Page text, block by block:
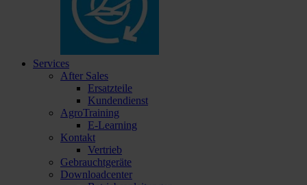
Services
After Sales
Ersatzteile
Kundendienst
AgroTraining
E-Learning
Kontakt
Vertrieb
Gebrauchtgeräte
Downloadcenter